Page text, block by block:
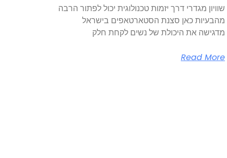
שוויון מגדרי דרך יזמות טכנולוגית יכול לפתור הרבה
מהבעיות כאן סצנת הסטארטאפים בישראל
מדגישה את היכולת של נשים לקחת חלק
Read More